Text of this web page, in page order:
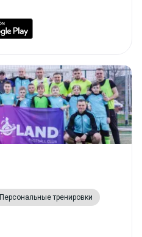
Персональные тренировки